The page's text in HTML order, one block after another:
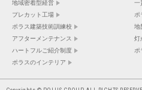
地域密着型経営
一
プレカット工場
ポ
ポラス建築技術訓練校
地
アフターメンテナンス
灯
ハートフルご紹介制度
ポ
ポラスのインテリア